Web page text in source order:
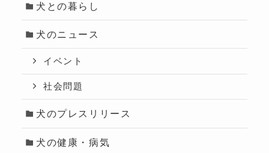
犬との暮らし
犬のニュース
イベント
社会問題
犬のプレスリリース
犬の健康・病気